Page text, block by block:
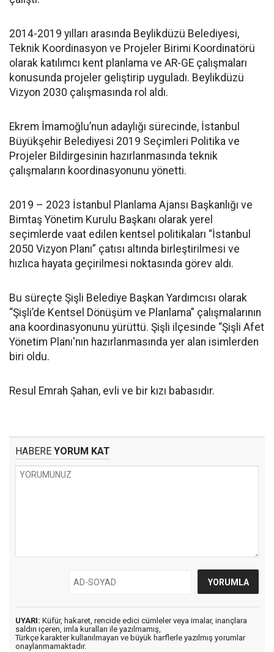
2014-2019 yılları arasında Beylikdüzü Belediyesi,
Teknik Koordinasyon ve Projeler Birimi Koordinatörü
olarak katılımcı kent planlama ve AR-GE çalışmaları
konusunda projeler geliştirip uyguladı. Beylikdüzü
Vizyon 2030 çalışmasında rol aldı.
Ekrem İmamoğlu’nun adaylığı sürecinde, İstanbul
Büyükşehir Belediyesi 2019 Seçimleri Politika ve
Projeler Bildirgesinin hazırlanmasında teknik
çalışmaların koordinasyonunu yönetti.
2019 – 2023 İstanbul Planlama Ajansı Başkanlığı ve
Bimtaş Yönetim Kurulu Başkanı olarak yerel
seçimlerde vaat edilen kentsel politikaları “İstanbul
2050 Vizyon Planı” çatısı altında birleştirilmesi ve
hızlıca hayata geçirilmesi noktasında görev aldı.
Bu süreçte Şişli Belediye Başkan Yardımcısı olarak
“Şişli’de Kentsel Dönüşüm ve Planlama” çalışmalarının
ana koordinasyonunu yürüttü. Şişli ilçesinde “Şişli Afet
Yönetim Planı'nın hazırlanmasında yer alan isimlerden
biri oldu.
Resul Emrah Şahan, evli ve bir kızı babasıdır.
HABERE YORUM KAT
UYARI: Küfür, hakaret, rencide edici cümleler veya imalar, inançlara
saldırı içeren, imla kuralları ile yazılmamış,
Türkçe karakter kullanılmayan ve büyük harflerle yazılmış yorumlar
onaylanmamaktadır.